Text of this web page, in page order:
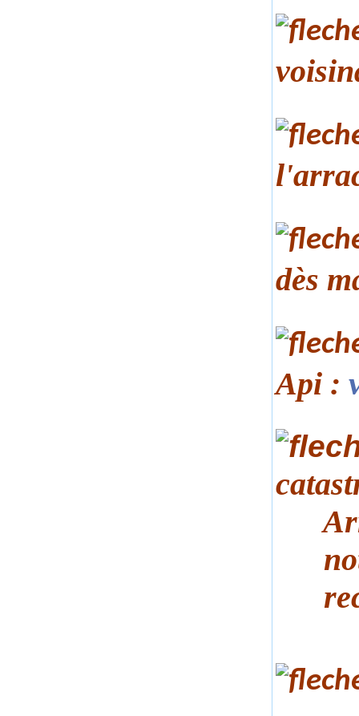
dès
Api :